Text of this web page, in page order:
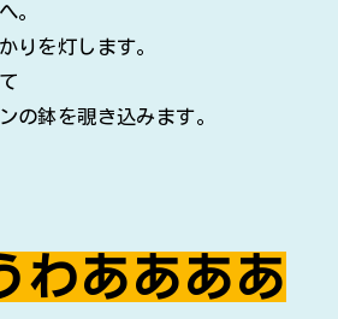
。
りを灯します。
の鉢を覗き込みます。
わああああ